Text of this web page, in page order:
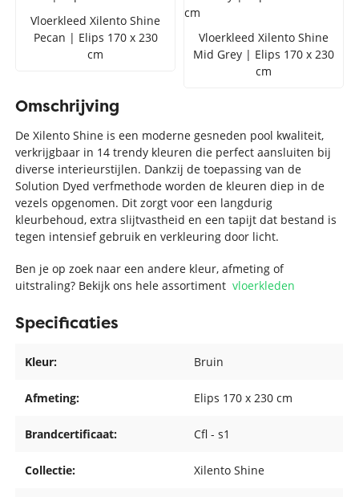
Vloerkleed Xilento Shine
Pecan | Elips 170 x 230
cm
Vloerkleed Xilento Shine
Mid Grey | Elips 170 x 230
cm
Omschrijving
De Xilento Shine is een moderne gesneden pool kwaliteit,
verkrijgbaar in 14 trendy kleuren die perfect aansluiten bij
diverse interieurstijlen. Dankzij de toepassing van de
Solution Dyed verfmethode worden de kleuren diep in de
vezels opgenomen. Dit zorgt voor een langdurig
kleurbehoud, extra slijtvastheid en een tapijt dat bestand is
tegen intensief gebruik en verkleuring door licht.
Ben je op zoek naar een andere kleur, afmeting of
uitstraling? Bekijk ons hele assortimentvloerkleden
Specificaties
Kleur: Bruin
Afmeting: Elips 170 x 230 cm
Brandcertificaat: Cfl - s1
Collectie: Xilento Shine